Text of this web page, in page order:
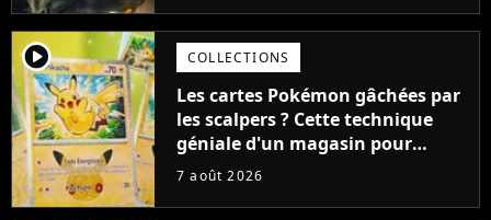
player2 COLLECTIONS
Les cartes Pokémon gâchées par
les scalpers ? Cette technique
géniale d'un magasin pour
ruiner les revendeurs
7 août 2026